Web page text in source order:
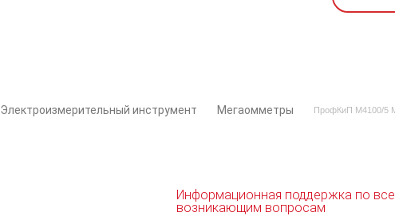
Электроизмерительный инструмент Мегаомметры ПрофКиП М4100/5
Информационная поддержка по
возникающим вопросам